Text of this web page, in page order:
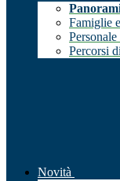
Famiglie
Percorsi
Novità